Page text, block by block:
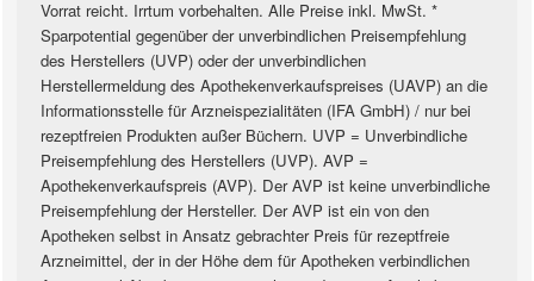
Vorrat reicht. Irrtum vorbehalten. Alle Preise inkl. MwSt. *
Sparpotential gegenüber der unverbindlichen Preisempfehlung
des Herstellers (UVP) oder der unverbindlichen
Herstellermeldung des Apothekenverkaufspreises (UAVP) an die
Informationsstelle für Arzneispezialitäten (IFA GmbH) / nur bei
rezeptfreien Produkten außer Büchern. UVP = Unverbindliche
Preisempfehlung des Herstellers (UVP). AVP =
Apothekenverkaufspreis (AVP). Der AVP ist keine unverbindliche
Preisempfehlung der Hersteller. Der AVP ist ein von den
Apotheken selbst in Ansatz gebrachter Preis für rezeptfreie
Arzneimittel, der in der Höhe dem für Apotheken verbindlichen